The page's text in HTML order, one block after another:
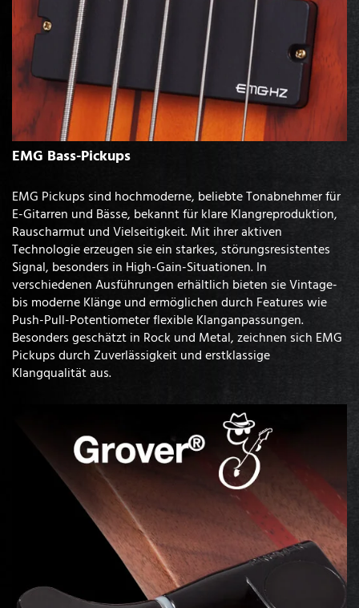
EMG Bass-Pickups
EMG Pickups sind hochmoderne, beliebte Tonabnehmer für
E-Gitarren und Bässe, bekannt für klare Klangreproduktion,
Rauscharmut und Vielseitigkeit. Mit ihrer aktiven
Technologie erzeugen sie ein starkes, störungsresistentes
Signal, besonders in High-Gain-Situationen. In
verschiedenen Ausführungen erhältlich bieten sie Vintage-
bis moderne Klänge und ermöglichen durch Features wie
Push-Pull-Potentiometer flexible Klanganpassungen.
Besonders geschätzt in Rock und Metal, zeichnen sich EMG
Pickups durch Zuverlässigkeit und erstklassige
Klangqualität aus.